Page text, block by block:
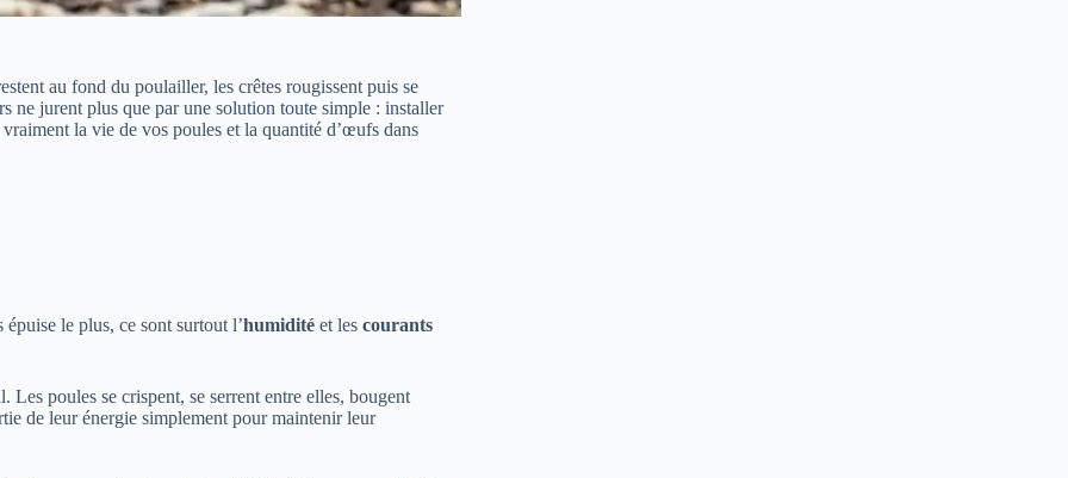
au fond du poulailler, les crêtes rougissent puis se
ne jurent plus que par une solution toute simple : installer
la vie de vos poules et la quantité d’œufs dans
le plus, ce sont surtout l’humidité et les courants
poules se crispent, se serrent entre elles, bougent
de leur énergie simplement pour maintenir leur